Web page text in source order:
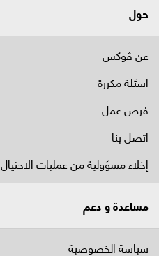
حول
عن ڤوكس
اسئلة مكررة
فرص عمل
اتصل بنا
إخلاء مسؤولية من عمليات الاحتيال
مساعدة و دعم
سياسة الخصوصية